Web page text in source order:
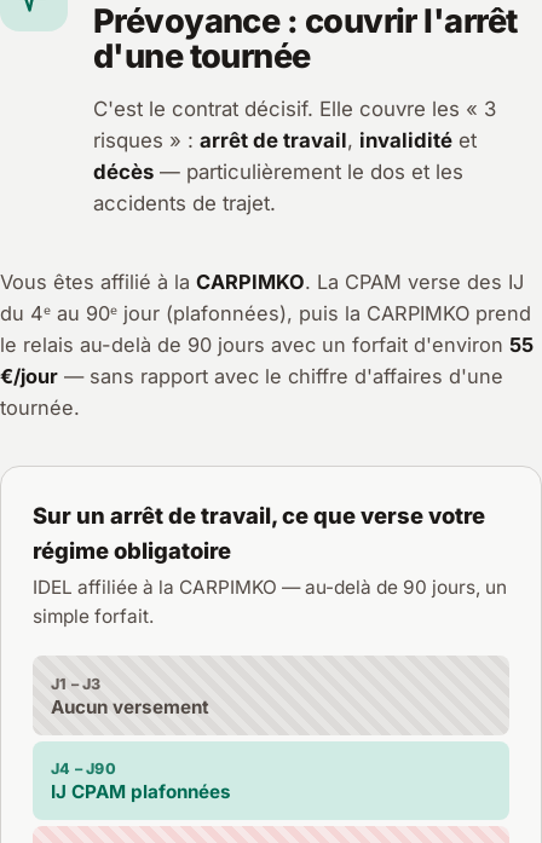
Prévoyance : couvrir l'arrêt
d'une tournée
C'est le contrat décisif. Elle couvre les « 3
risques » : arrêt de travail, invaliditéet
décès— particulièrement le dos et les
accidents de trajet.
Vous êtes affilié à la CARPIMKO. La CPAM verse des IJ
du 4ᵉ au 90ᵉ jour (plafonnées), puis la CARPIMKO prend
le relais au-delà de 90 jours avec un forfait d'environ 55
€/jour — sans rapport avec le chiffre d'affaires d'une
tournée.
Sur un arrêt de travail, ce que verse votre
régime obligatoire
IDEL affiliée à la CARPIMKO — au-delà de 90 jours, un
simple forfait.
J1 – J3
Aucun versement
J4 – J90
IJ CPAM plafonnées